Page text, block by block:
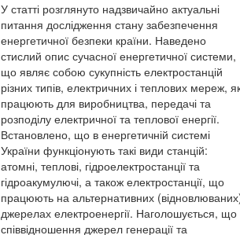
У статті розглянуто надзвичайно актуальні
питання дослідження стану забезпечення
енергетичної безпеки країни. Наведено
стислий опис сучасної енергетичної системи,
що являє собою сукупність електростанцій
різних типів, електричних і теплових мереж,
працюють для виробництва, передачі та
розподілу електричної та теплової енергії.
Встановлено, що в енергетичній системі
України функціонують такі види станцій:
атомні, теплові, гідроелектростанції та
гідроакумулючі, а також електростанції, що
працюють на альтернативних
джерелах електроенергії. Наголошується, що
співвідношення джерел генерації та